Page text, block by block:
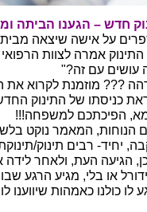
חדש – הגענו הביתה
על אישה שיצאה
אמרה לצוות
עושים עם זה?"
??? מוזמנת לקרוא את
כניסתו של התינוק
הפיכתכם למשפחה!!!
הנוחות, המאמר נוקט
יחיד- רבים תינוק/
הגיעה העת, ולאחר
או בלי, מגיע הרגע
לו כולנו כאמהות שיווענו